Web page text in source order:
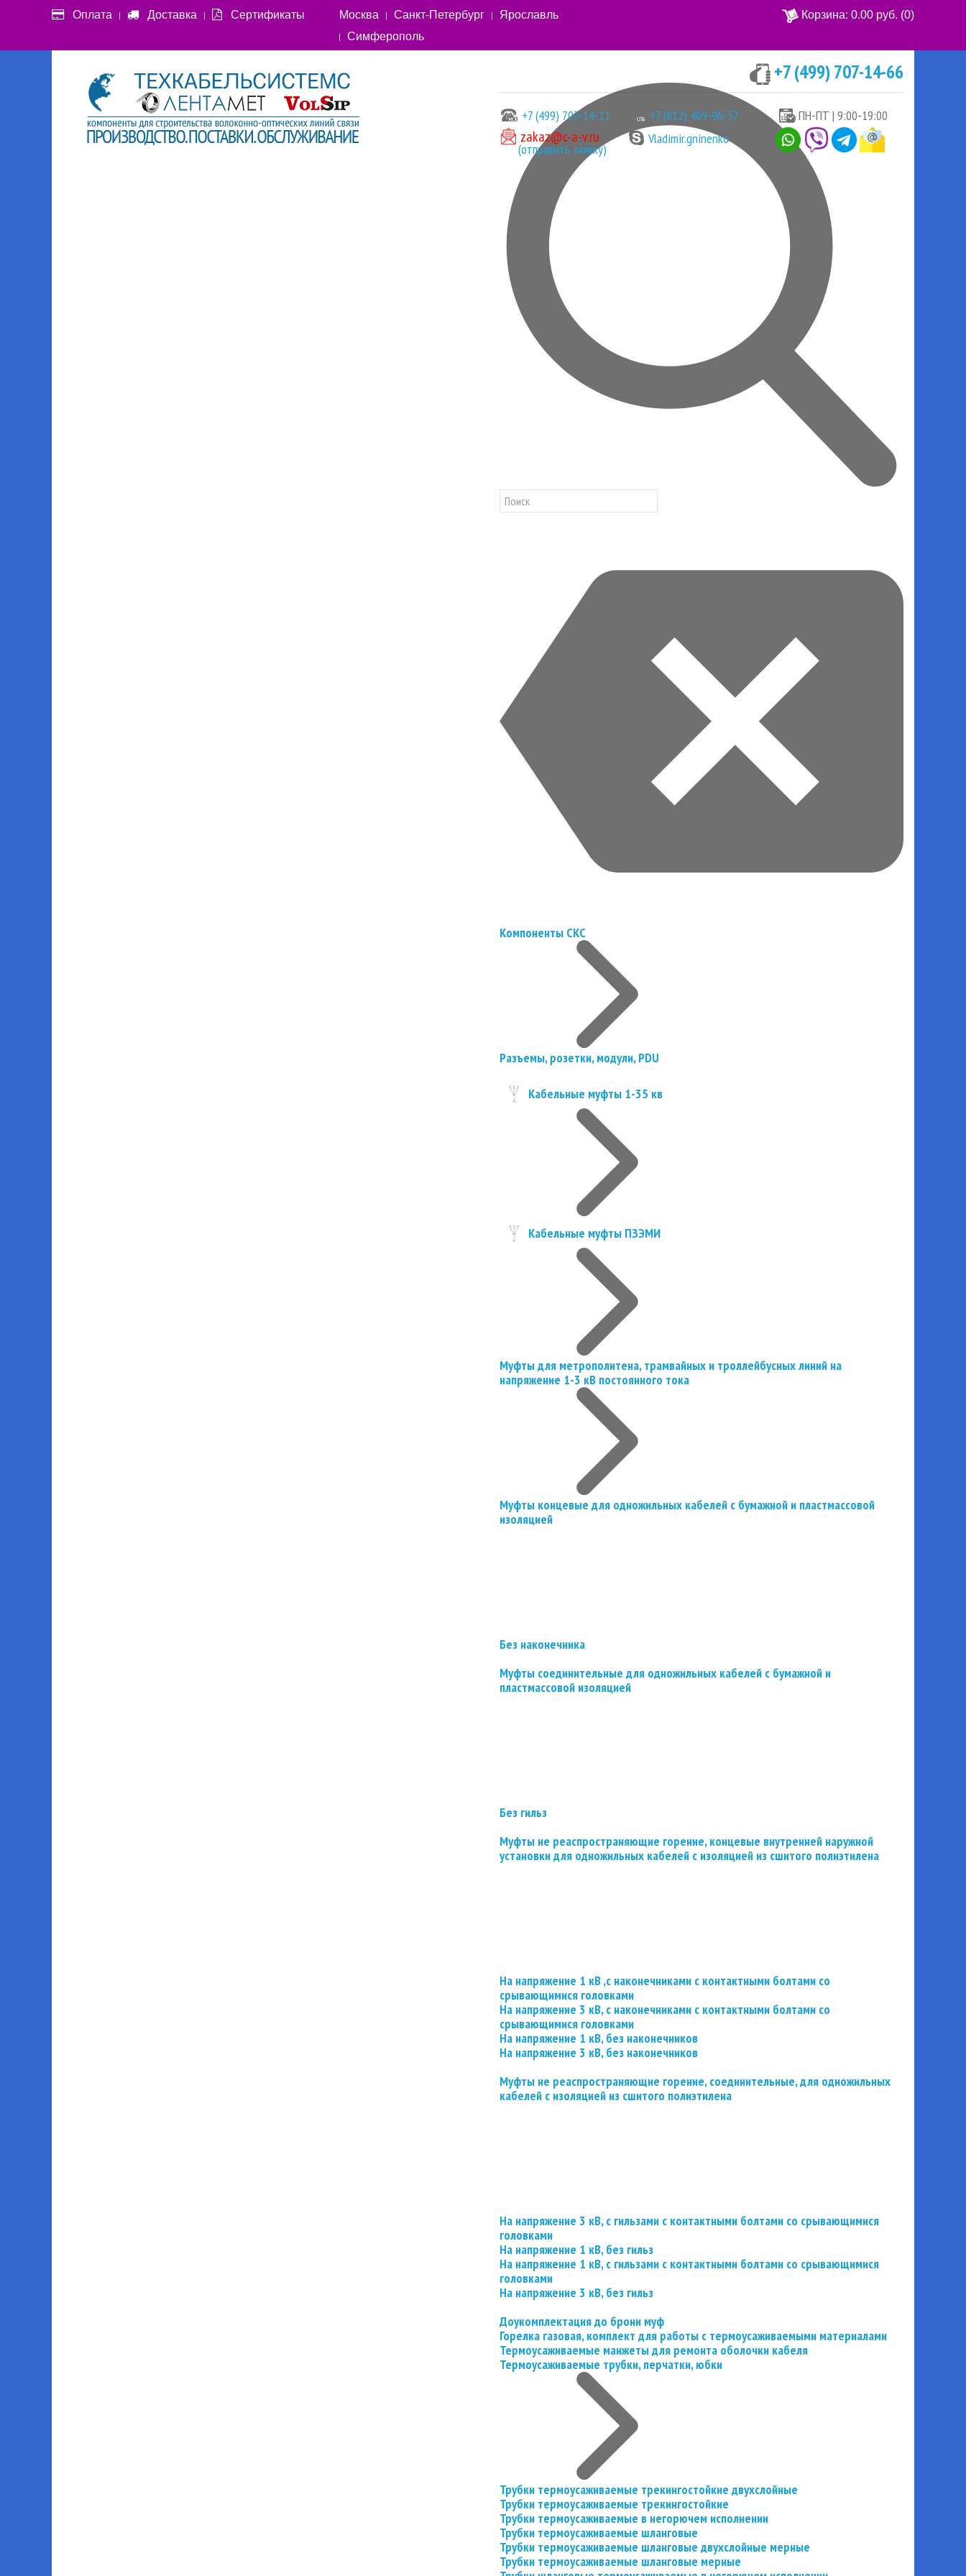
Оплата Доставка Сертификаты Москва Санкт-Петербург
Ярославль
Симферополь
Корзина: 0.00 руб. (0)
+7 (499) 707-14-66
+7 (499) 707-14-11 +7 (812) 409-96-57 ПН-ПТ | 9:00-19:00
zakaz@c-a-v.ru
(отправить заявку)
Vladimir.gninenko
Компоненты СКС
Разъемы, розетки, модули, PDU
Кабельные муфты 1-35 кв
Кабельные муфты ПЗЭМИ
Муфты для метрополитена, трамвайных и троллейбусных линий на
напряжение 1-3 кВ постоянного тока
Муфты концевые для одножильных кабелей с бумажной и пластмассовой
изоляцией
Без наконечника
Муфты соединительные для одножильных кабелей с бумажной и
пластмассовой изоляцией
Без гильз
Муфты не реаспространяющие горение, концевые внутренней наружной
установки для одножильных кабелей с изоляцией из сшитого полиэтилена
На напряжение 1 кВ ,с наконечниками с контактными болтами со
срывающимися головками
На напряжение 3 кВ, с наконечниками с контактными болтами со
срывающимися головками
На напряжение 1 кВ, без наконечников
На напряжение 3 кВ, без наконечников
Муфты не реаспространяющие горение, соединительные, для одножильных
кабелей с изоляцией из сшитого полиэтилена
На напряжение 3 кВ, с гильзами с контактными болтами со срывающимися
головками
На напряжение 1 кВ, без гильз
На напряжение 1 кВ, с гильзами с контактными болтами со срывающимися
головками
На напряжение 3 кВ, без гильз
Доукомплектация до брони муф
Горелка газовая, комплект для работы с термоусаживаемыми материалами
Термоусаживаемые манжеты для ремонта оболочки кабеля
Термоусаживаемые трубки, перчатки, юбки
Трубки термоусаживаемые трекингостойкие двухслойные
Трубки термоусаживаемые трекингостойкие
Трубки термоусаживаемые в негорючем исполнении
Трубки термоусаживаемые шланговые
Трубки термоусаживаемые шланговые двухслойные мерные
Трубки термоусаживаемые шланговые мерные